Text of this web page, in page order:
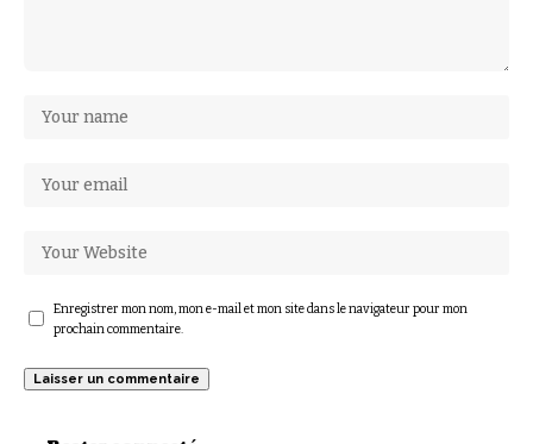
Enregistrer mon nom, mon e-mail et mon site dans le navigateur pour mon
prochain commentaire.